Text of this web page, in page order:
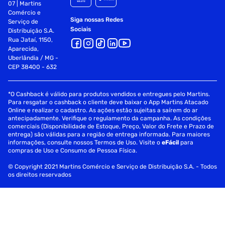
07 | Martins
Comércio e
Serviço de
Distribuição S.A.
Rua Jataí, 1150,
Aparecida,
Uberlândia / MG -
CEP 38400 - 632
Siga nossas Redes
Sociais
*O Cashback é válido para produtos vendidos e entregues pelo Martins.
Para resgatar o cashback o cliente deve baixar o App Martins Atacado
Online e realizar o cadastro. As ações estão sujeitas a saírem do ar
antecipadamente. Verifique o regulamento da campanha. As condições
comerciais (Disponibilidade de Estoque, Preço, Valor do Frete e Prazo de
entrega) são válidas para a região de entrega informada. Para maiores
informações, consulte nossos Termos de Uso. Visite oeFácil para
compras de Uso e Consumo de Pessoa Física.
© Copyright 2021 Martins Comércio e Serviço de Distribuição S.A. - Todos
os direitos reservados